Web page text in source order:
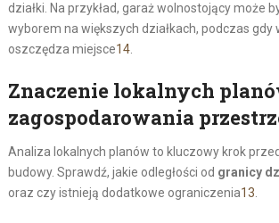
działki. Na przykład, garaż wolnostojący może
wyborem na większych działkach, podczas gdy
oszczędza miejsce14.
Znaczenie lokalnych
zagospodarowania
Analiza lokalnych planów to kluczowy krok
budowy. Sprawdź, jakie odległości od granicy
oraz czy istnieją dodatkowe ograniczenia13.